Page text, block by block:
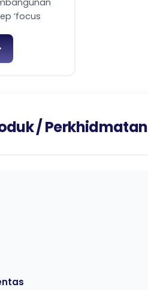
‘focus
...
/ Perkhidmatan